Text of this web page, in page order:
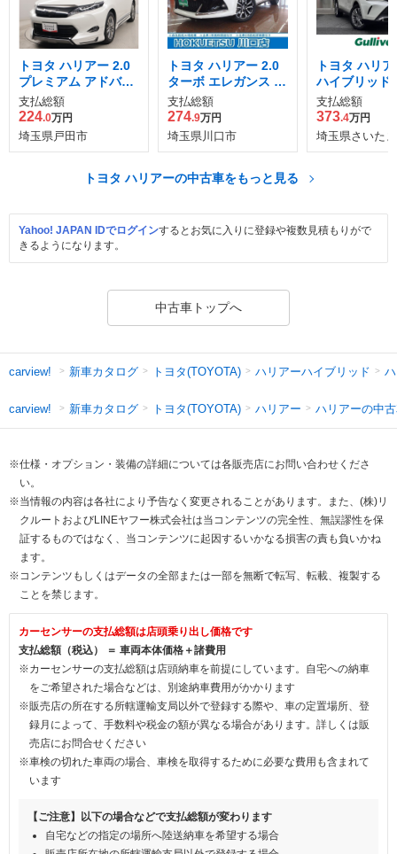
トヨタ ハリアー 2.0
プレミアム アドバン
ストパッケージ
支払総額
224.0万円
埼玉県戸田市
トヨタ ハリアー 2.0
ターボ エレガンス G
R スポーツ 4WD
支払総額
274.9万円
埼玉県川口市
トヨタ ハリ
ハイブリッド
支払総額
373.4万円
埼玉県さいた
トヨタ ハリアーの中古車をもっと見る
Yahoo! JAPAN IDでログインするとお気に入りに登録や複数見積もりがで
きるようになります。
中古車トップへ
carview! 新車カタログ トヨタ(TOYOTA) ハリアーハイブリッド
carview! 新車カタログ トヨタ(TOYOTA) ハリアー ハリアーの中
※仕様・オプション・装備の詳細については各販売店にお問い合わせくださ
い。
※当情報の内容は各社により予告なく変更されることがあります。また、(株)リ
クルートおよびLINEヤフー株式会社は当コンテンツの完全性、無誤謬性を保
証するものではなく、当コンテンツに起因するいかなる損害の責も負いかね
ます。
※コンテンツもしくはデータの全部または一部を無断で転写、転載、複製する
ことを禁じます。
カーセンサーの支払総額は店頭乗り出し価格です
支払総額（税込） ＝ 車両本体価格＋諸費用
※カーセンサーの支払総額は店頭納車を前提にしています。自宅への納車
をご希望された場合などは、別途納車費用がかかります
※販売店の所在する所轄運輸支局以外で登録する際や、車の定置場所、登
録月によって、手数料や税金の額が異なる場合があります。詳しくは販
売店にお問合せください
※車検の切れた車両の場合、車検を取得するために必要な費用も含まれて
います
【ご注意】以下の場合などで支払総額が変わります
自宅などの指定の場所へ陸送納車を希望する場合